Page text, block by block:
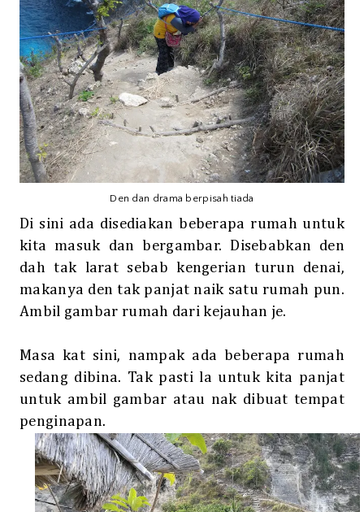
Den dan drama berpisah tiada
Di sini ada disediakan beberapa rumah untuk
kita masuk dan bergambar. Disebabkan den
dah tak larat sebab kengerian turun denai,
makanya den tak panjat naik satu rumah pun.
Ambil gambar rumah dari kejauhan je.
Masa kat sini, nampak ada beberapa rumah
sedang dibina. Tak pasti la untuk kita panjat
untuk ambil gambar atau nak dibuat tempat
penginapan.